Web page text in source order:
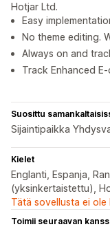
Hotjar Ltd.
Easy
No theme editing.
Always on and
Track Enhanced
Suosittu
Sijaintipaikka
Kielet
Englanti, Espanja,
(yksinkertaistettu),
Tätä sovellusta ei
Toimii seuraavan